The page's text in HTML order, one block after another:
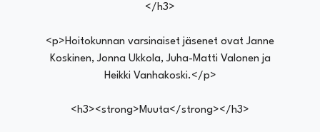
</h3>
<p>Hoitokunnan varsinaiset jäsenet ovat Janne
Koskinen, Jonna Ukkola, Juha-Matti Valonen ja
Heikki Vanhakoski.</p>
<h3><strong>Muuta</strong></h3>